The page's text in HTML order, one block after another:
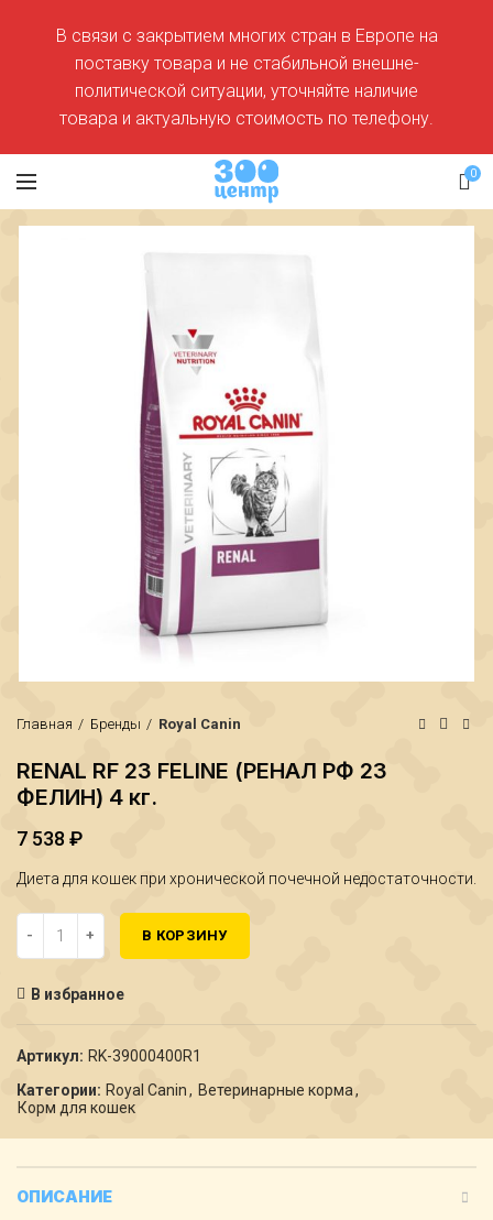
0
Главная Бренды Royal Canin
₽
RENAL RF 23 FELINE (РЕНАЛ РФ 23
ФЕЛИН) 4 кг.
7 538 ₽
Диета для кошек при хронической почечной недостаточности.
В КОРЗИНУ
В избранное
Артикул: RK-39000400R1
Категории: Royal Canin, Ветеринарные корма,
Корм для кошек
ОПИСАНИЕ
В связи с закрытием многих стран в Европе на
поставку товара и не стабильной внешне-
политической ситуации, уточняйте наличие
товара и актуальную стоимость по телефону.